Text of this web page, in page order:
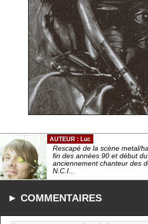
AUTEUR : Luc
Rescapé de la scène metal/
fin des années 90 et début du
anciennement chanteur des
N.C.I...
► COMMENTAIRES